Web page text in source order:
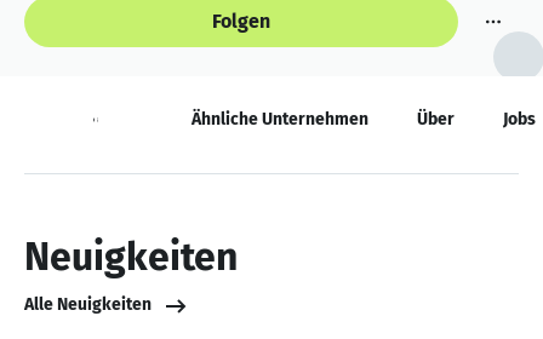
Folgen
Neuigkeiten Ähnliche Unternehmen Über Jobs
Neuigkeiten
Alle Neuigkeiten